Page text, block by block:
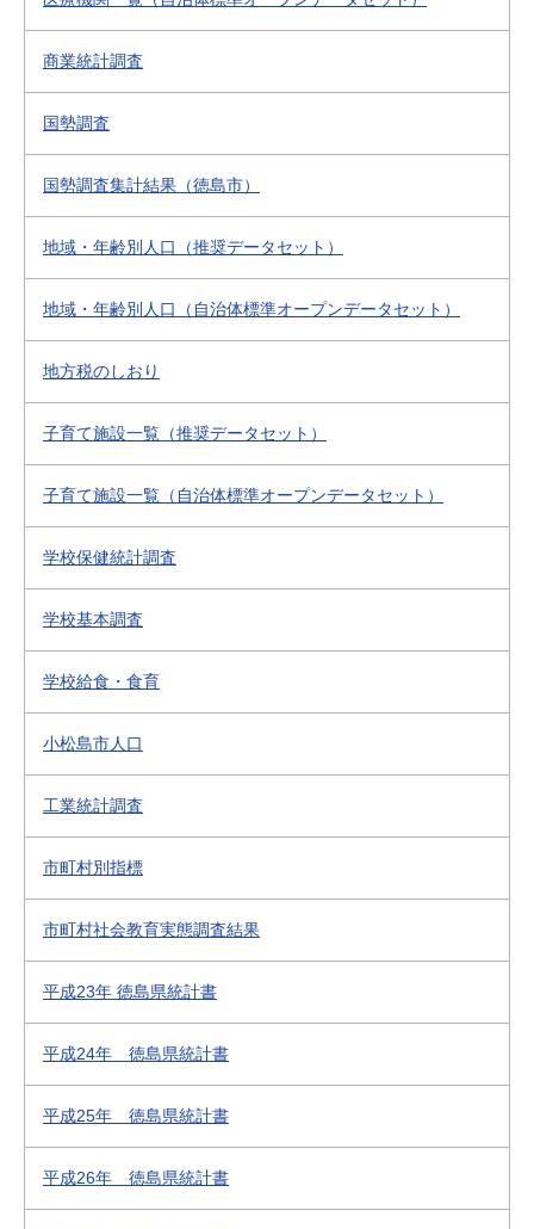
商業統計調査
国勢調査
国勢調査集計結果（徳島市）
地域・年齢別人口（推奨データセット）
地域・年齢別人口（自治体標準オープンデータセット）
地方税のしおり
子育て施設一覧（推奨データセット）
子育て施設一覧（自治体標準オープンデータセット）
学校保健統計調査
学校基本調査
学校給食・食育
小松島市人口
工業統計調査
市町村別指標
市町村社会教育実態調査結果
平成23年 徳島県統計書
平成24年 徳島県統計書
平成25年 徳島県統計書
平成26年 徳島県統計書